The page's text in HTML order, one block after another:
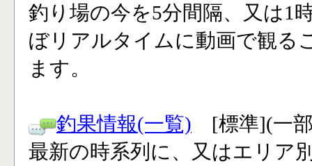
釣り場の今を5分間隔、又は1
ぼリアルタイムに動画で観る
ます。
釣果情報(一覧) [標準](一
最新の時系列に、又はエリア